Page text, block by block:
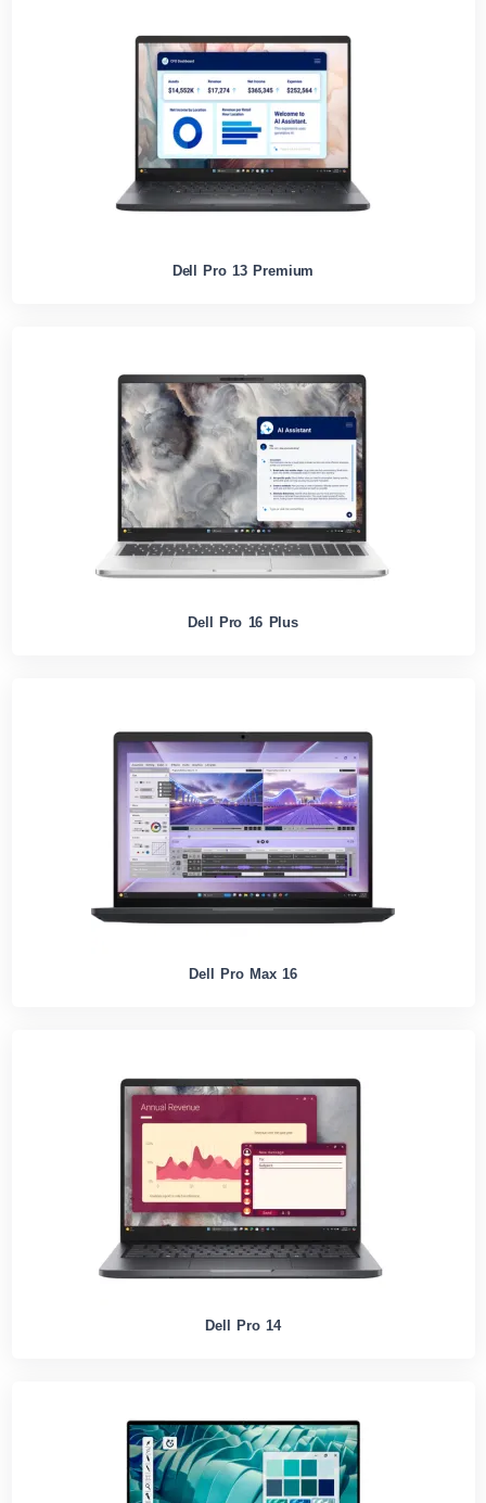
Dell Pro 13 Premium
Dell Pro 16 Plus
Dell Pro Max 16
Dell Pro 14